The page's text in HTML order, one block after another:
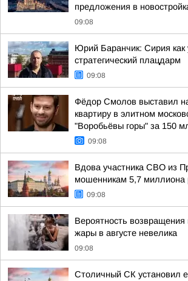
предложения в
09:08
Юрий Баранчик: Сирия как
стратегический плацдарм
09:08
Фёдор Смолов выставил
квартиру в элитном
"Воробьёвы горы" за 150
09:08
Вдова участника СВО из
мошенникам 5,7 миллиона
09:08
Вероятность возвращения
жары в августе невелика
09:08
Столичный СК установил